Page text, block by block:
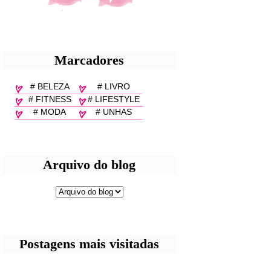
Marcadores
# BELEZA
# LIVRO
# FITNESS
# LIFESTYLE
# MODA
# UNHAS
Arquivo do blog
Postagens mais visitadas